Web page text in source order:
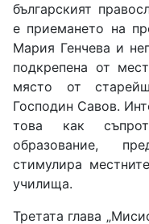
българският
е приемането на
Мария Генчева и
подкрепена от
място от
Господин Савов.
това как
образование,
стимулира
училища.
Третата глава